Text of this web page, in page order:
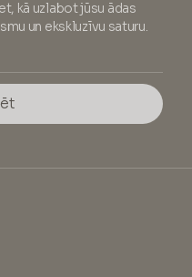
kā uzlabot jūsu ādas
un ekskluzīvu saturu.